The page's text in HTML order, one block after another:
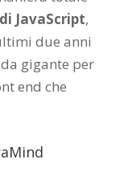
JavaScript,
due anni
gigante per
end che